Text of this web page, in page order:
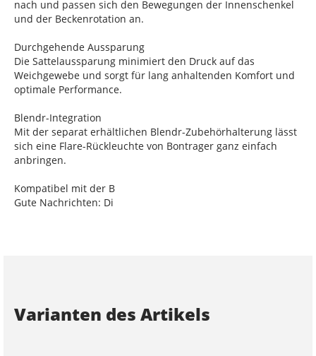
nach und passen sich den Bewegungen der Innenschenkel
und der Beckenrotation an.
Durchgehende Aussparung
Die Sattelaussparung minimiert den Druck auf das
Weichgewebe und sorgt für lang anhaltenden Komfort und
optimale Performance.
Blendr-Integration
Mit der separat erhältlichen Blendr-Zubehörhalterung lässt
sich eine Flare-Rückleuchte von Bontrager ganz einfach
anbringen.
Kompatibel mit der B
Gute Nachrichten: Di
Varianten des Artikels